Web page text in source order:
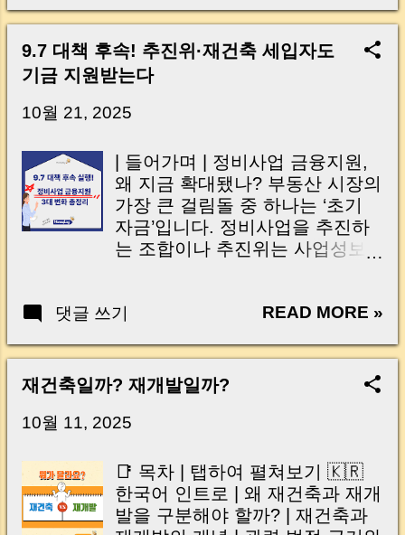
는지, 왜 사고가 나는지, 그리고 무엇을 꼭 준비
드리겠습니다. 이 글 하나만 제대로 이해하시면,
잔금일이 더 이상 두려운 날이 아니라 “내 집을
Introduction (Tap to expand) Have you ever
Created? Key Support Measures
How Much Lower Could the
Interest Rate Be? Progress of
First-Generation New Town
Redevelopment Key Points
Schedule MoneyLog Summary
Frequently Asked Questions 1기
신도시 재건축 이야기가 나온 지
도 꽤 오래됐습니다. 그런데 실제
현장에서는 “언제 시작되나요?”
“왜 이렇게 느린가요?”라는 말이
단순합니다. 재건축은 결국 돈과
시간 이 함께 움직여야 하기 때문
입니다. 정비구역 지정부터 조합
까지 진행하려면 초기 사업비가
필요한데, 이 자금을 높은 금리로
조달하면 사업 속도가 느려질 수
부가 꺼낸 카드가 바로 ‘미래도시
펀드’ 입니다. 정부는 총 6,000억
원 규모의 펀드를 조성해 노후계
9.7 대책 후속! 추진위·재건축 세입자도
기금 지원받는다
10월 21, 2025
| 들어가며 | 정비사업 금융지원,
왜 지금 확대됐나? 부동산 시장의
가장 큰 걸림돌 중 하나는 ‘초기
자금’입니다. 정비사업을 추진하
는 조합이나 추진위는 사업성보
런 현장의 목소리에 응답했습니
속조치 로, 주택도시기금의 융자
한도와 금리를 대폭 조정 하며 정
비사업의 숨통을 틔우는 지원책
을 내놓았어요. 초기자금 대출부
·자율주택 정비사업까지 — 이번
변화는 단순한 금융지원이 아니
라 “멈춰있던 정비사업을 다시 움
직이게 하는 동력”으로 평가받고
댓글 쓰기 READ MORE »
재건축일까? 재개발일까?
10월 11, 2025
📑 목차 | 탭하여 펼쳐보기 🇰🇷
한국어 인트로 | 왜 재건축과 재개
발을 구분해야 할까? | 재건축과